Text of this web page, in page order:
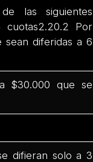
las siguientes
Por
sean diferidas a 6
$30.000 que se
difieran solo a 3